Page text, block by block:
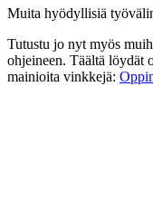
Muita hyödyllisiä
Tutustu jo nyt myös
ohjeineen. Täältä löydät
mainioita vinkkejä: